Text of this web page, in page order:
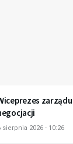
sierpnia 2026 - 10:26